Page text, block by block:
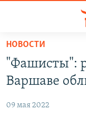
упрощенного
доступа
Вернуться
основному
ПРОГРАММЫ
АВТОРСКИЕ
ЦИТАТЫ СВОБОДЫ
НОВОСТИ
"Фашисты":
Варшаве
09 мая 2022